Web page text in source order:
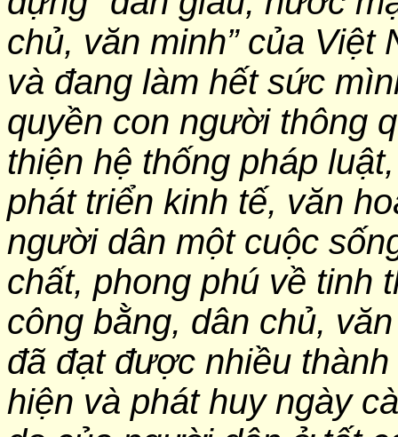
chủ, văn minh” của
và đang làm hết sức
quyền con người thông
thiện hệ thống pháp
phát triển kinh tế, văn
người dân một cuộc
chất, phong phú về tinh
công bằng, dân chủ,
đã đạt được nhiều
hiện và phát huy ngày